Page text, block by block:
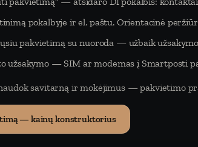
pokalbyje ir el. paštu. Orientacinė
pakvietimą su nuoroda — užbaik
užsakymo — SIM ar modemas į Smartposti
savitarną ir mokėjimus — pakvietimo
— kainų konstruktorius